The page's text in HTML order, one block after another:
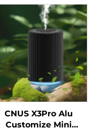
Diffuser Machine
Home Air Freshener
Aroma diffuser
CNUS X3Pro Alu
Customize Mini